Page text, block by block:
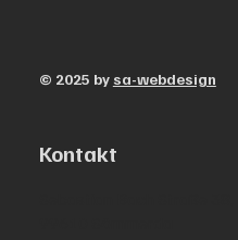
© 2025 by sa-webdesign
Kontakt